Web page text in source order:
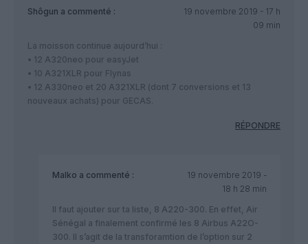
Shôgun a commenté :
19 novembre 2019 - 17 h
09 min
La moisson continue aujourd’hui :
• 12 A320neo pour easyJet
• 10 A321XLR pour Flynas
• 12 A330neo et 20 A321XLR (dont 7 conversions et 13
nouveaux achats) pour GECAS.
RÉPONDRE
Malko a commenté :
19 novembre 2019 -
18 h 28 min
Il faut ajouter sur ta liste, 8 A220-300. En effet, Air
Sénégal a finalement confirmé les 8 Airbus A22O-
300. Il s’agit de la transforamtion de l’option sur 2